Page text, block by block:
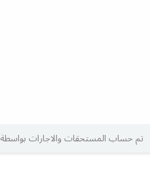
تم حساب المستحقات والاجارات بواسطة